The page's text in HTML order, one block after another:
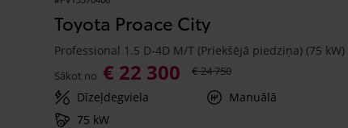
Toyota Proace City
Professional 1.5 D-4D M/T (Priekšējā piedziņa) (75 kW)
Sākot no € 22 300 € 24 750
Dīzeļdegviela
Manuālā
75 kW